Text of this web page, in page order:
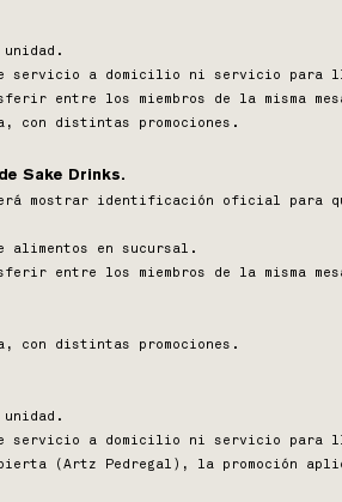
de servicio a domicilio ni servicio para
entre los miembros de la misma
con distintas promociones.
Sake Drinks.
mostrar identificación oficial para
alimentos en sucursal.
entre los miembros de la misma
con distintas promociones.
de servicio a domicilio ni servicio para
(Artz Pedregal), la promoción